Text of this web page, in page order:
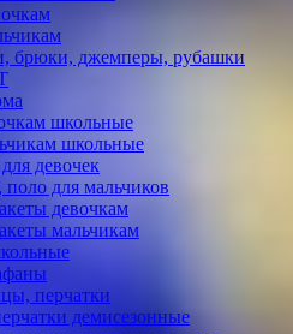
брюки, джемперы, рубашки
школьные
школьные
девочек
для мальчиков
девочкам
мальчикам
перчатки
демисезонные